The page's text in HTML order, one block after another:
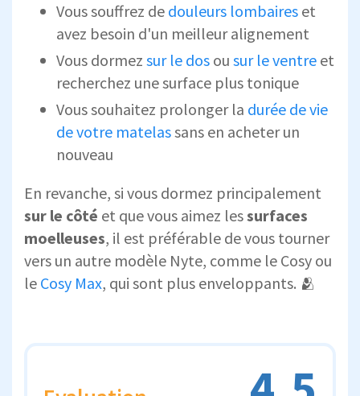
Vous souffrez de douleurs lombaires et
avez besoin d'un meilleur alignement
Vous dormez sur le dos ou sur le ventre et
recherchez une surface plus tonique
Vous souhaitez prolonger la durée de vie
de votre matelassans en acheter un
nouveau
En revanche, si vous dormez principalement
sur le côté et que vous aimez lessurfaces
moelleuses, il est préférable de vous tourner
vers un autre modèle Nyte, comme le Cosy ou
le Cosy Max, qui sont plus enveloppants. 🫂